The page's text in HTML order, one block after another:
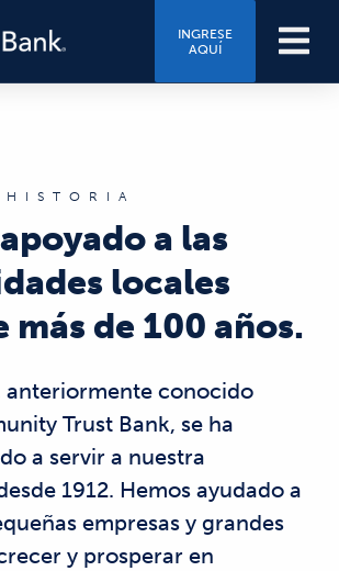
INGRESE
AQUÍ
HISTORIA
a las
locales
más de 100 años.
anteriormente conocido
Trust Bank, se ha
a servir a nuestra
1912. Hemos ayudado a
empresas y grandes
y prosperar en